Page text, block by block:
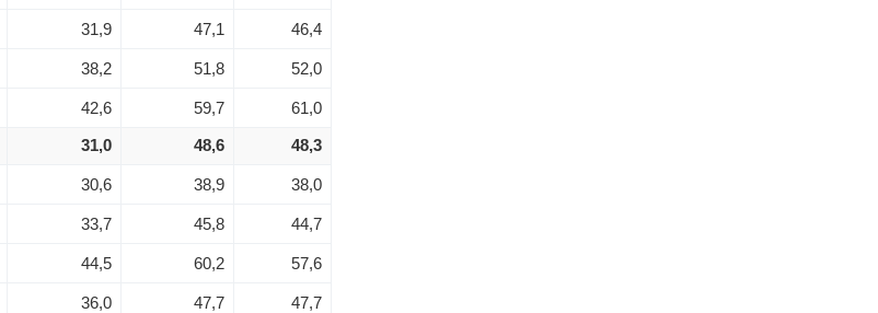
31,9 47,1 46,4
38,2 51,8 52,0
42,6 59,7 61,0
31,0 48,6 48,3
30,6 38,9 38,0
33,7 45,8 44,7
44,5 60,2 57,6
36,0 47,7 47,7